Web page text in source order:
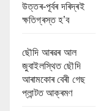
উত্তৰ-পূৰ্বৰ দৰিদ্ৰই
ক্ষতিগ্ৰস্ত হ’ব
ছৌদি আৰৱৰ আল
জুবাইলস্থিত ছৌদি
আৰামকোৰ বেৰী গেছ
প্লান্টত আক্ৰমণ